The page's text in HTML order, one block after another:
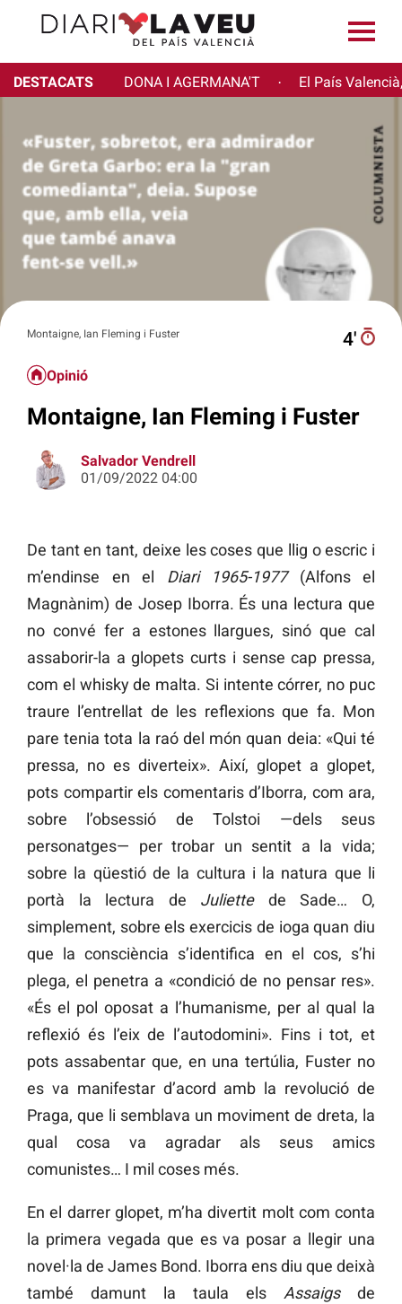
DESTACATS DONA I AGERMANA'T · El País
Montaigne, Ian Fleming i Fuster 4′
Opinió
Montaigne, Ian Fleming i Fuster
Salvador Vendrell
01/09/2022 04:00
De tant en tant, deixe les coses que llig o escric i
m’endinse en el Diari 1965-1977(Alfons el
Magnànim) de Josep Iborra. És una lectura que
no convé fer a estones llargues, sinó que cal
assaborir-la a glopets curts i sense cap pressa,
com el whisky de malta. Si intente córrer, no puc
traure l’entrellat de les reflexions que fa. Mon
pare tenia tota la raó del món quan deia: «Qui té
pressa, no es diverteix». Així, glopet a glopet,
pots compartir els comentaris d’Iborra, com ara,
sobre l’obsessió de Tolstoi —dels seus
personatges— per trobar un sentit a la vida;
sobre la qüestió de la cultura i la natura que li
portà la lectura de Juliettede Sade… O,
simplement, sobre els exercicis de ioga quan diu
que la consciència s’identifica en el cos, s’hi
plega, el penetra a «condició de no pensar res».
«És el pol oposat a l’humanisme, per al qual la
reflexió és l’eix de l’autodomini». Fins i tot, et
pots assabentar que, en una tertúlia, Fuster no
es va manifestar d’acord amb la revolució de
Praga, que li semblava un moviment de dreta, la
qual cosa va agradar als seus amics
comunistes… I mil coses més.
En el darrer glopet, m’ha divertit molt com conta
la primera vegada que es va posar a llegir una
novel·la de James Bond. Iborra ens diu que deixà
també damunt la taula els Assaigsde